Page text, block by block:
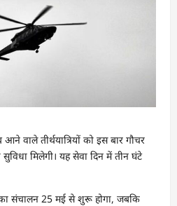
वाले तीर्थयात्रियों को इस बार गौचर
मिलेगी। यह सेवा दिन में तीन घंटे
संचालन 25 मई से शुरू होगा, जबकि